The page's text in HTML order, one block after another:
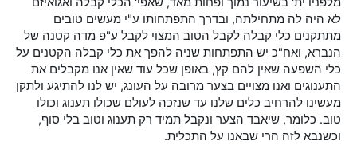
לא היה לה מתחילתה, ובדרך התפתחותו ע"י מעשים טובים
מתתקנים כלי קבלה לקבל הטוב המצוי לקבל ע"פ מדה קטנה של
הנברא, ואח"כ יש התפתחות שניה להפך את כלי קבלה הקטנים על
כלי השפעה שאין להם קץ, באופן שכל עוד שאין אנו מקבלים את
התענוגים ואנו מצויים בצער מרובה על העונג, יש לנו להתיגע ולתקן
מעשינו להרחיב כלים שלנו עד שנזכה לעולם שכולו תענוג וכולו
טוב. כלומר, שיאבד הצער ונקבל תמיד רק תענוג וטוב בלי סוף,
וכשנבא לזה הרי שבאנו על התכלית.